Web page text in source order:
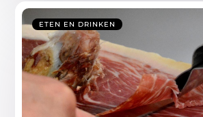
ETEN EN DRINKEN